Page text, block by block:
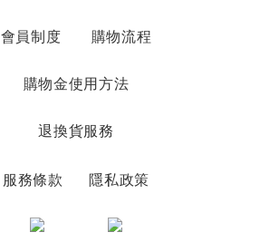
會員制度 購物流程
購物金使用方法
退換貨服務
服務條款 隱私政策